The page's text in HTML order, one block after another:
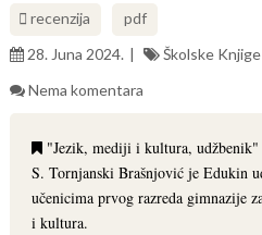
recenzija
pdf
28. Juna 2024.
Školske
Nema komentara
"Jezik, mediji i kultura, udžbenik"
S. Tornjanski Brašnjović je Edukin
učenicima prvog razreda gimnazije
i kultura.